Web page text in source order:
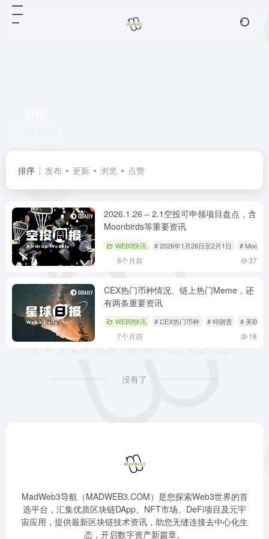
排序 发布 更新 浏览 点赞
2026.1.26 – 2.1空投可申领项目盘点，含
Moonbirds等重要资讯
WEB3快讯 # 2026年1月26日至2月1日 #
6个月前 37
CEX热门币种情况、链上热门Meme，还
有两条重要资讯
WEB3快讯 # CEX热门币种 # 特朗普 # 美联储
7个月前 18
没有了
MadWeb3导航（MADWEB3.COM）是您探索Web3世界的首
选平台，汇集优质区块链DApp、NFT市场、DeFi项目及元宇
宙应用，提供最新区块链技术资讯，助您无缝连接去中心化生
态，开启数字资产新篇章。